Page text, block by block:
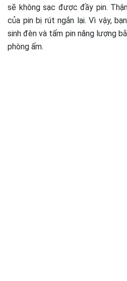
sẽ không sạc được đầy pin.
của pin bị rút ngắn lại. Vì vậy,
sinh đèn và tấm pin năng lượng
phòng ấm.